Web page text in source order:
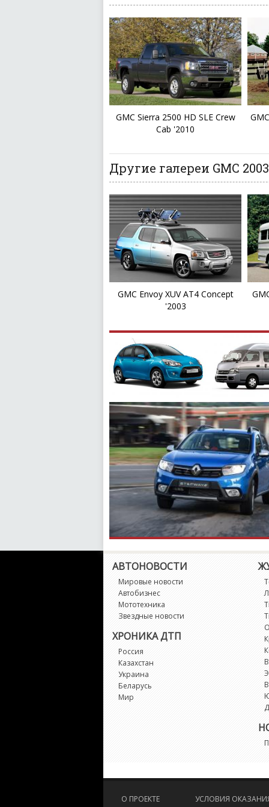
GMC Sierra 2500 HD SLE Crew
Cab '2010
Другие галереи GMC
GMC Envoy XUV AT4 Concept
'2003
АВТОНОВОСТИ
Мировые новости
Автобизнес
Мототехника
Звездные новости
ХРОНИКА ДТП
Россия
Казахстан
Украина
Беларусь
Мир
О ПРОЕКТЕ УСЛОВИЯ